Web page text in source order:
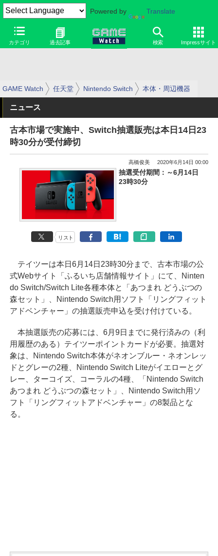
Powered by Translate
カテゴリ 過去記事 検索 Impressサイト
GAME Watch 任天堂 Nintendo Switch 本体・周辺機器
ニュース
古本市場で実施中、Switch抽選販売は本日14日23
時30分が受付締切
高橋俊美 2020年6月14日 00:00
抽選受付期間：～6月14日
23時30分
リスト
テイツーは本日6月14日23時30分まで、古本市場の公
式Webサイト「ふるいち店舗情報サイト」にて、Ninten
do Switch/Switch Lite各種本体と「あつまれ どうぶつの
森セット」、Nintendo Switch用ソフト「リングフィット
アドベンチャー」の抽選販売申込を受け付けている。
本抽選販売の応募には、6月9日までに発行済みの（利
用履歴のある）テイツーポイントカードが必要。抽選対
象は、Nintendo Switch本体がネオンブルー・ネオンレッ
ドとグレーの2種、Nintendo Switch Liteがイエローとグ
レー、ターコイズ、コーラルの4種、「Nintendo Switch
あつまれ どうぶつの森セット」、Nintendo Switch用ソ
フト「リングフィットアドベンチャー」の8製品とな
る。